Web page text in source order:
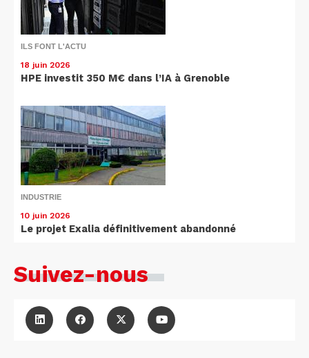
ILS FONT L'ACTU
18 juin 2026
HPE investit 350 M€ dans l’IA à Grenoble
INDUSTRIE
10 juin 2026
Le projet Exalia définitivement abandonné
Suivez-nous